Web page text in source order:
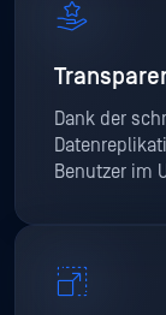
Dank der
Benutzer im